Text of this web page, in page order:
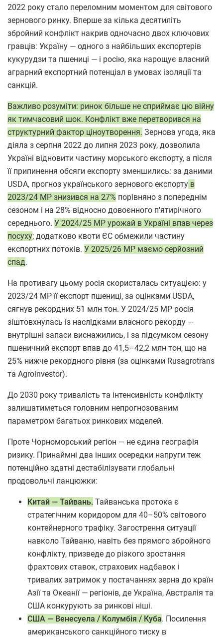
2022 року стало переломним моментом для світового
зернового ринку. Вперше за кілька десятиліть
збройний конфлікт накрив одночасно двох ключових
гравців: Україну — одного з найбільших експортерів
кукурудзи та пшениці — і росію, яка нарощує власний
аграрний експортний потенціал в умовах ізоляції та
санкцій.
Важливо розуміти: ринок більше не сприймає цю війну
як тимчасовий шок. Конфлікт вже перетворився на
структурний фактор ціноутворення. Зернова угода, яка
діяла з серпня 2022 до липня 2023 року, дозволила
Україні відновити частину морського експорту, а після
її припинення обсяги експорту зменшились: за даними
USDA, прогноз українського зернового експорту в
2023/24 МР знизився на 27% порівняно з попереднім
сезоном і на 28% відносно довоєнного п'ятирічного
середнього. У 2024/25 МР урожай в Україні впав через
посуху; додатково квоти ЄС обмежили частину
експортних потоків. У 2025/26 МР маємо серйозний
спад.
На противагу цьому росія скористалась ситуацією: у
2023/24 МР її експорт пшениці, за оцінками USDA,
сягнув рекордних 51 млн тон. У 2024/25 МР росія
зіштовхнулась із наслідками власного рекорду —
внутрішні запаси виснажились, і за підсумком сезону
пшеничний експорт впав до 41,5–42,2 млн тон, що на
25% нижче рекордного рівня (за оцінками Rusagrotrans
та Agroinvestor).
До 2030 року тривалість та інтенсивність конфлікту
залишатиметься головним непрогнозованим
параметром багатьох ринкових моделей.
Проте Чорноморський регіон — не єдина географія
ризику. Принаймні два інших осередки напруги теж
потенційно здатні дестабілізувати глобальні
продовольчі ланцюжки:
Китай — Тайвань. Тайванська протока є
стратегічним коридором для 40–50% світового
контейнерного трафіку. Загострення ситуації
навколо Тайваню, навіть без прямого збройного
конфлікту, призведе до різкого зростання
фрахтових ставок, страхових надбавок і
тривалих затримок у постачаннях зерна до країн
Азії та Океанії — регіонів, де Україна, Австралія та
США конкурують за ринкові ніші.
США — Венесуела / Колумбія / Куба. Посилення
американського санкційного тиску в